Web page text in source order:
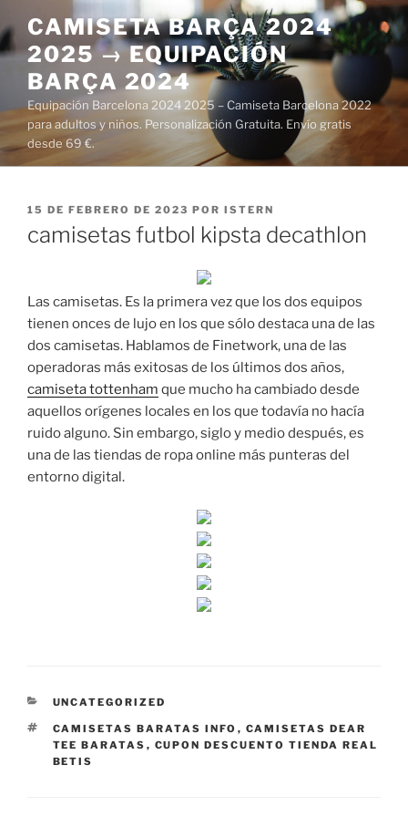
al
contenido
CAMISETA BARÇA 2024
2025 → EQUIPACIÓN
BARÇA 2024
Equipación Barcelona 2024 2025 – Camiseta Barcelona 2022
para adultos y niños. Personalización Gratuita. Envío gratis
desde 69 €.
PUBLICADO
15 DE FEBRERO DE 2023 POR ISTERN
camisetas futbol kipsta decathlon
Las camisetas. Es la primera vez que los dos equipos
tienen onces de lujo en los que sólo destaca una de las
dos camisetas. Hablamos de Finetwork, una de las
operadoras más exitosas de los últimos dos años,
camiseta tottenham que mucho ha cambiado desde
aquellos orígenes locales en los que todavía no hacía
ruido alguno. Sin embargo, siglo y medio después, es
una de las tiendas de ropa online más punteras del
entorno digital.
CATEGORÍAS
UNCATEGORIZED
ETIQUETAS
CAMISETAS BARATAS INFO , CAMISETAS DEAR
TEE BARATAS , CUPON DESCUENTO TIENDA REAL
BETIS